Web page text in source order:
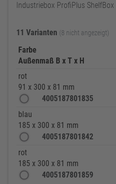
Industriebox ProfiPlus ShelfBox
11 Varianten (8 nicht angezeigt)
Farbe
Außenmaß B x T x H
rot
91 x 300 x 81 mm
4005187801835
blau
185 x 300 x 81 mm
4005187801842
rot
185 x 300 x 81 mm
4005187801859